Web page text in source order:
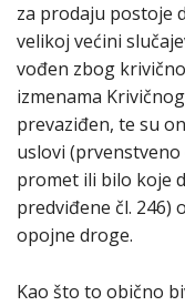
za prodaju postoje
velikoj većini
vođen zbog
izmenama
prevaziđen, te su
uslovi (prvenstveno
promet ili bilo koje
predviđene čl. 246)
opojne droge.
Kao što to obično